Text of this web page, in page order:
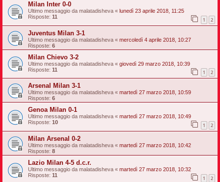
Milan Inter 0-0
Ultimo messaggio da malatadisheva « lunedì 23 aprile 2018, 11:25
Risposte: 11 1 2
Juventus Milan 3-1
Ultimo messaggio da malatadisheva « mercoledì 4 aprile 2018, 10:27
Risposte: 6
Milan Chievo 3-2
Ultimo messaggio da malatadisheva « giovedì 29 marzo 2018, 10:39
Risposte: 11 1 2
Arsenal Milan 3-1
Ultimo messaggio da malatadisheva « martedì 27 marzo 2018, 10:59
Risposte: 6
Genoa Milan 0-1
Ultimo messaggio da malatadisheva « martedì 27 marzo 2018, 10:49
Risposte: 10 1 2
Milan Arsenal 0-2
Ultimo messaggio da malatadisheva « martedì 27 marzo 2018, 10:42
Risposte: 8
Lazio Milan 4-5 d.c.r.
Ultimo messaggio da malatadisheva « martedì 27 marzo 2018, 10:32
Risposte: 11 1 2